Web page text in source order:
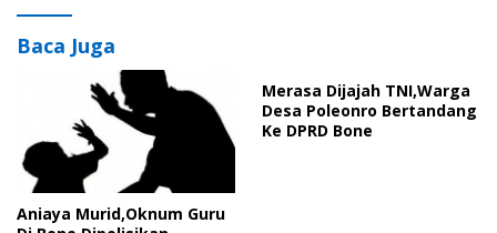
Baca Juga
Aniaya Murid,Oknum Guru
Merasa Dijajah TNI,Warga
Desa Poleonro Bertandang
Ke DPRD Bone